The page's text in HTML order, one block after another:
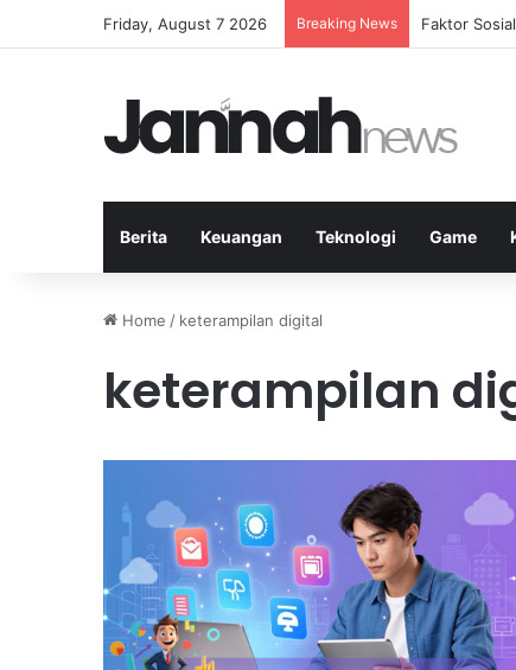
Friday, August 7 2026 Breaking News Peran
Berita Keuangan Teknologi Game
Home / keterampilan digital
keterampilan